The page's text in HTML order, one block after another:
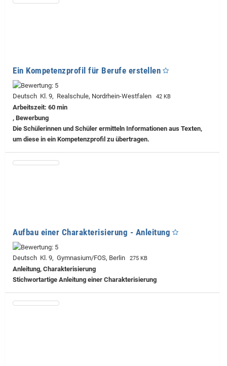
Ein Kompetenzprofil für Berufe erstellen
Deutsch Kl. 9, Realschule, Nordrhein-Westfalen 42 KB
Arbeitszeit: 60 min
, Bewerbung
Die Schülerinnen und Schüler ermitteln Informationen aus Texten,
um diese in ein Kompetenzprofil zu übertragen.
Aufbau einer Charakterisierung - Anleitung
Deutsch Kl. 9, Gymnasium/FOS, Berlin 275 KB
Anleitung, Charakterisierung
Stichwortartige Anleitung einer Charakterisierung